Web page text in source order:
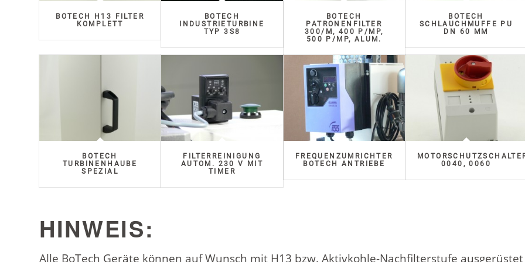
BOTECH H13 FILTER
KOMPLETT
BOTECH
INDUSTRIETURBINE
TYP 3S8
BOTECH
PATRONENFILTER
300/M, 400 P/MP,
500 P/MP, ALUM.
BOTECH
SCHLAUCHMUFFE PU
DN 60 MM
BOTECH
TURBINENHAUBE
SPEZIAL
FILTERREINIGUNG
AUTOM. 230 V MIT
TIMER
FREQUENZUMRICHTER
BOTECH ANTRIEBE
0040, 0060
HINWEIS:
Alle BoTech Geräte können auf Wunsch mit H13 bzw. Aktivkohle-Nachfilterstufe ausgerüstet